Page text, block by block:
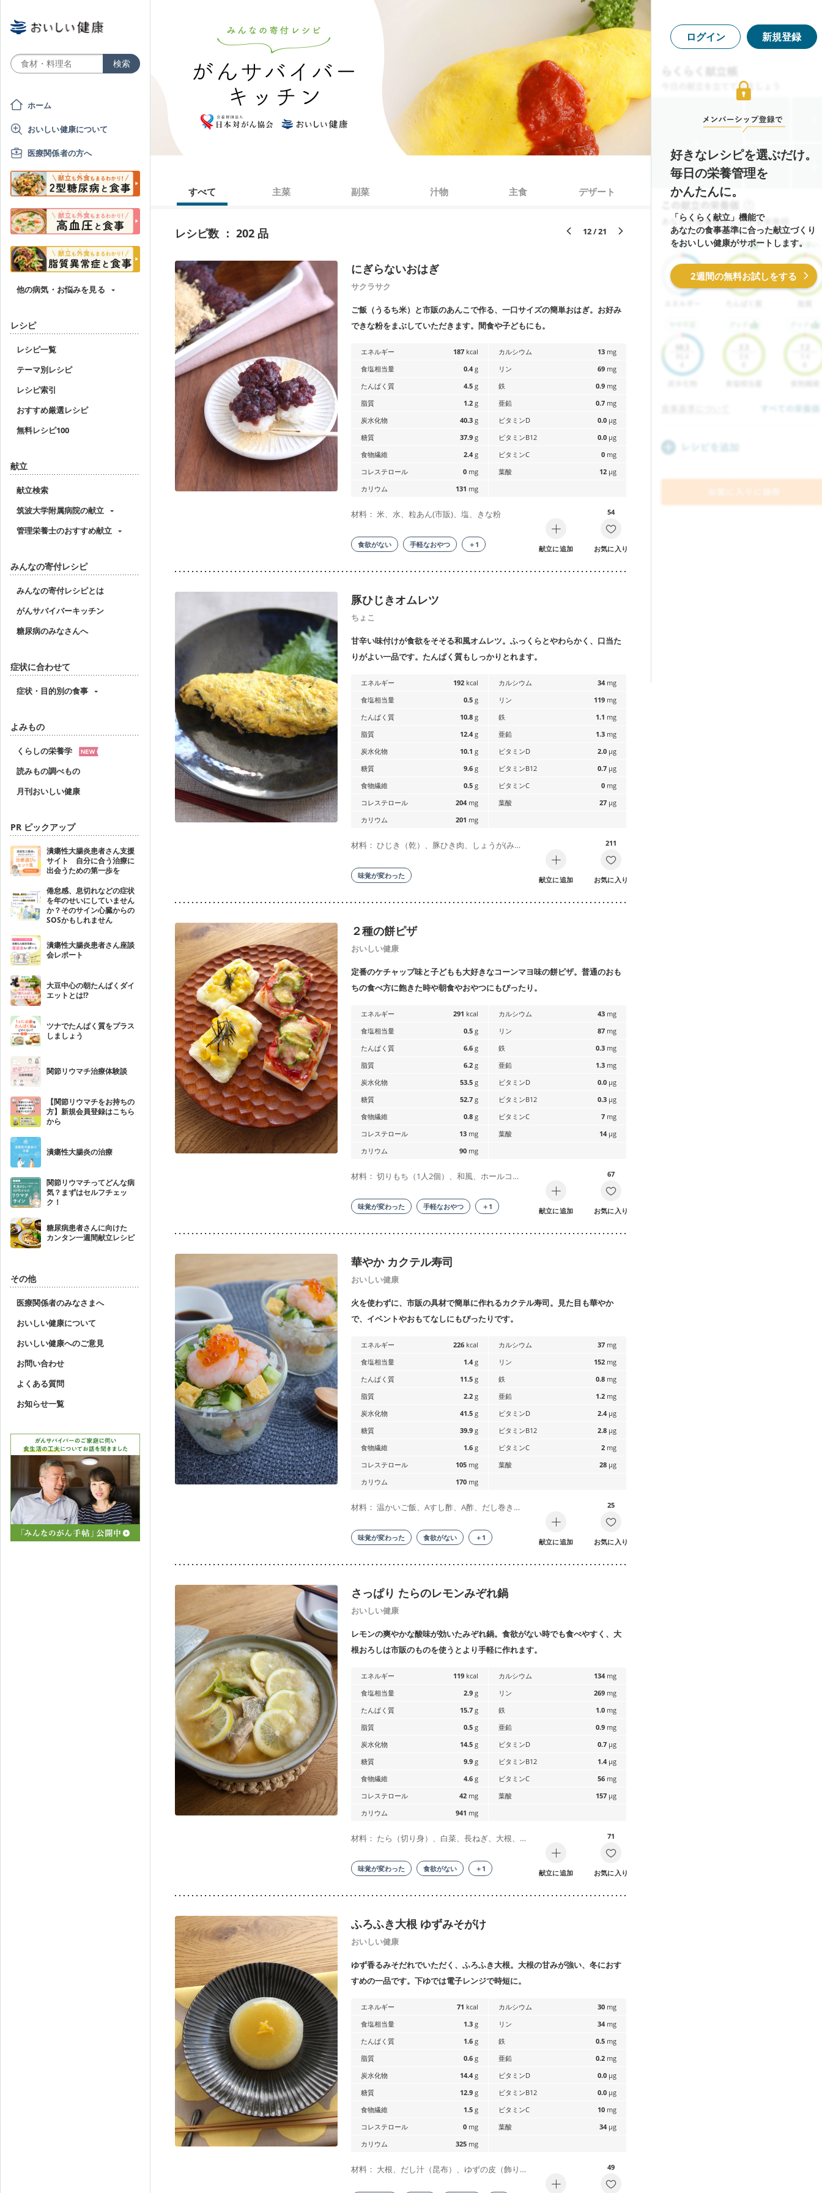
ホーム
おいしい健康について
医療関係者の方へ
他の病気・お悩みを見る
レシピ
レシピ一覧
テーマ別レシピ
レシピ索引
おすすめ厳選レシピ
無料レシピ100
献立
献立検索
筑波大学附属病院の献立
管理栄養士のおすすめ献立
みんなの寄付レシピ
みんなの寄付レシピとは
がんサバイバーキッチン
糖尿病のみなさんへ
症状に合わせて
症状・目的別の食事
よみもの
くらしの栄養学
読みもの調べもの
月刊おいしい健康
PR ピックアップ
潰瘍性大腸炎患者さん支援
サイト 自分に合う治療に
出会うための第一歩を
倦怠感、息切れなどの症状
を年のせいにしていません
か？そのサイン心臓からの
SOSかもしれません
潰瘍性大腸炎患者さん座談
会レポート
大豆中心の朝たんぱくダイ
エットとは!?
ツナでたんぱく質をプラス
しましょう
関節リウマチ治療体験談
【関節リウマチをお持ちの
方】新規会員登録はこちら
から
潰瘍性大腸炎の治療
関節リウマチってどんな病
気？まずはセルフチェッ
ク！
糖尿病患者さんに向けた
カンタン一週間献立レシピ
その他
医療関係者のみなさまへ
おいしい健康について
おいしい健康へのご意見
お問い合わせ
よくある質問
お知らせ一覧
すべて 主菜 副菜 汁物 主食 デザート
レシピ数 ： 202 品 12 / 21
にぎらないおはぎ
サクラサク
ご飯（うるち米）と市販のあんこで作る、一口サイズの簡単おはぎ。お好み
できな粉をまぶしていただきます。間食や子どもにも。
エネルギー 187 kcal
食塩相当量
0.4 g
たんぱく質
4.5 g
脂質
1.2 g
炭水化物
40.3 g
糖質
37.9 g
食物繊維
2.4 g
コレステロール
0 mg
カリウム
131 mg
カルシウム 13 mg
リン
69 mg
鉄
0.9 mg
亜鉛
0.7 mg
ビタミンD
0.0 µg
ビタミンB12
0.0 µg
ビタミンC
0 mg
葉酸
12 µg
材料： 米、水、粒あん(市販)、塩、きな粉
食欲がない 手軽なおやつ ＋1 献立に追加
54
お気に入り
豚ひじきオムレツ
ちょこ
甘辛い味付けが食欲をそそる和風オムレツ。ふっくらとやわらかく、口当た
りがよい一品です。たんぱく質もしっかりとれます。
エネルギー 192 kcal
食塩相当量
0.5 g
たんぱく質
10.8 g
脂質
12.4 g
炭水化物
10.1 g
糖質
9.6 g
食物繊維
0.5 g
コレステロール
204 mg
カリウム
201 mg
カルシウム 34 mg
リン
119 mg
鉄
1.1 mg
亜鉛
1.3 mg
ビタミンD
2.0 µg
ビタミンB12
0.7 µg
ビタミンC
0 mg
葉酸
27 µg
材料： ひじき（乾）、豚ひき肉、しょうが(み…
味覚が変わった 献立に追加
211
お気に入り
２種の餅ピザ
おいしい健康
定番のケチャップ味と子どもも大好きなコーンマヨ味の餅ピザ。普通のおも
ちの食べ方に飽きた時や朝食やおやつにもぴったり。
エネルギー 291 kcal
食塩相当量
0.5 g
たんぱく質
6.6 g
脂質
6.2 g
炭水化物
53.5 g
糖質
52.7 g
食物繊維
0.8 g
コレステロール
13 mg
カリウム
90 mg
カルシウム 43 mg
リン
87 mg
鉄
0.3 mg
亜鉛
1.3 mg
ビタミンD
0.0 µg
ビタミンB12
0.3 µg
ビタミンC
7 mg
葉酸
14 µg
材料： 切りもち（1人2個）、和風、ホールコ…
味覚が変わった 手軽なおやつ ＋1 献立に追加
67
お気に入り
華やか カクテル寿司
おいしい健康
火を使わずに、市販の具材で簡単に作れるカクテル寿司。見た目も華やか
で、イベントやおもてなしにもぴったりです。
エネルギー 226 kcal
食塩相当量
1.4 g
たんぱく質
11.5 g
脂質
2.2 g
炭水化物
41.5 g
糖質
39.9 g
食物繊維
1.6 g
コレステロール
105 mg
カリウム
170 mg
カルシウム 37 mg
リン
152 mg
鉄
0.8 mg
亜鉛
1.2 mg
ビタミンD
2.4 µg
ビタミンB12
2.8 µg
ビタミンC
2 mg
葉酸
28 µg
材料： 温かいご飯、Aすし酢、A酢、だし巻き…
味覚が変わった 食欲がない ＋1 献立に追加
25
お気に入り
さっぱり たらのレモンみぞれ鍋
おいしい健康
レモンの爽やかな酸味が効いたみぞれ鍋。食欲がない時でも食べやすく、大
根おろしは市販のものを使うとより手軽に作れます。
エネルギー 119 kcal
食塩相当量
2.9 g
たんぱく質
15.7 g
脂質
0.5 g
炭水化物
14.5 g
糖質
9.9 g
食物繊維
4.6 g
コレステロール
42 mg
カリウム
941 mg
カルシウム 134 mg
リン
269 mg
鉄
1.0 mg
亜鉛
0.9 mg
ビタミンD
0.7 µg
ビタミンB12
1.4 µg
ビタミンC
56 mg
葉酸
157 µg
材料： たら（切り身）、白菜、長ねぎ、大根、…
味覚が変わった 食欲がない ＋1 献立に追加
71
お気に入り
ふろふき大根 ゆずみそがけ
おいしい健康
ゆず香るみそだれでいただく、ふろふき大根。大根の甘みが強い、冬におす
すめの一品です。下ゆでは電子レンジで時短に。
エネルギー 71 kcal
食塩相当量
1.3 g
たんぱく質
1.6 g
脂質
0.6 g
炭水化物
14.4 g
糖質
12.9 g
食物繊維
1.5 g
コレステロール
0 mg
カリウム
325 mg
カルシウム 30 mg
リン
34 mg
鉄
0.5 mg
亜鉛
0.2 mg
ビタミンD
0.0 µg
ビタミンB12
0.0 µg
ビタミンC
10 mg
葉酸
34 µg
材料： 大根、だし汁（昆布）、ゆずの皮（飾り… 49
ログイン 新規登録
好きなレシピを選ぶだけ。
毎日の栄養管理を
かんたんに。
「らくらく献立」機能で
あなたの食事基準に合った献立づくり
をおいしい健康がサポートします。
2週間の無料お試しをする